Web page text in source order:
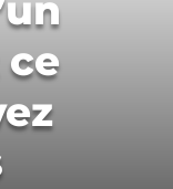
ce